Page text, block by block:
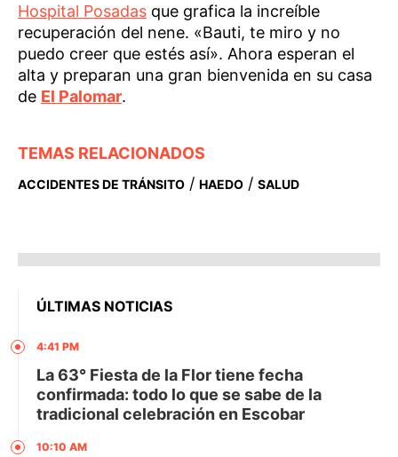
Hospital Posadas que grafica la increíble
recuperación del nene. «Bauti, te miro y no
puedo creer que estés así». Ahora esperan el
alta y preparan una gran bienvenida en su casa
de El Palomar.
TEMAS RELACIONADOS
ACCIDENTES DE TRÁNSITO / HAEDO / SALUD
ÚLTIMAS NOTICIAS
4:41 PM
La 63° Fiesta de la Flor tiene fecha
confirmada: todo lo que se sabe de la
tradicional celebración en Escobar
10:10 AM